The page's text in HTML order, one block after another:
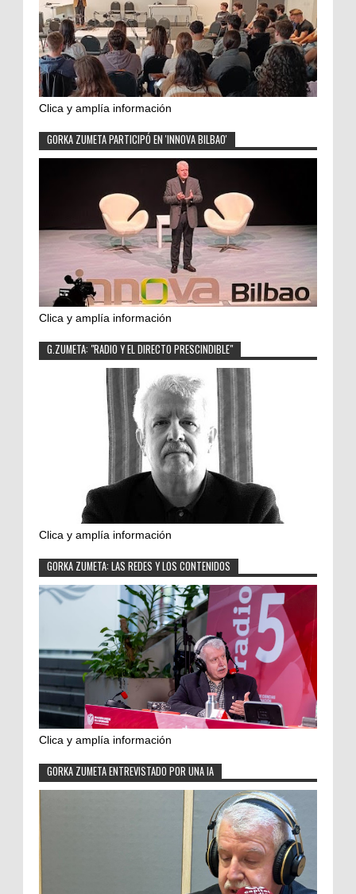
Clica y amplía información
GORKA ZUMETA PARTICIPÓ EN 'INNOVA BILBAO'
Clica y amplía información
G.ZUMETA: "RADIO Y EL DIRECTO PRESCINDIBLE"
Clica y amplía información
GORKA ZUMETA: LAS REDES Y LOS CONTENIDOS
Clica y amplía información
GORKA ZUMETA ENTREVISTADO POR UNA IA